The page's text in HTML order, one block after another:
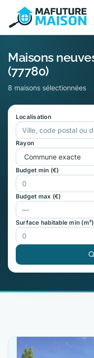
Maisons
(77780)
8 maisons sélectionnées
Localisation
Rayon
Budget min (€)
Budget max (€)
Surface habitable min (m²)